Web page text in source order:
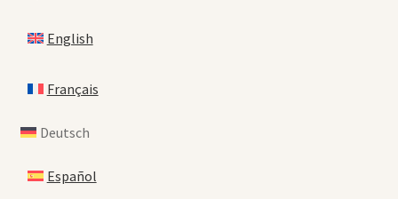
English
Français
Deutsch
Español